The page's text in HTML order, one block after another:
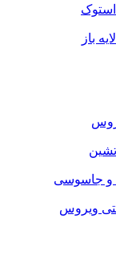
استوک
باز
جاسوسی
ویروس